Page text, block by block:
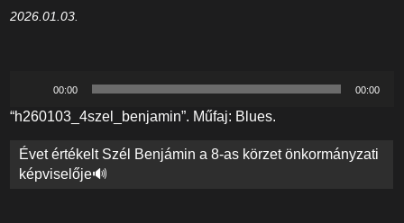
2026.01.03.
00:00 00:00
“h260103_4szel_benjamin”. Műfaj: Blues.
Bejegyzés
navigáció
Évet értékelt Szél Benjámin a 8-as körzet önkormányzati
képviselője🔊